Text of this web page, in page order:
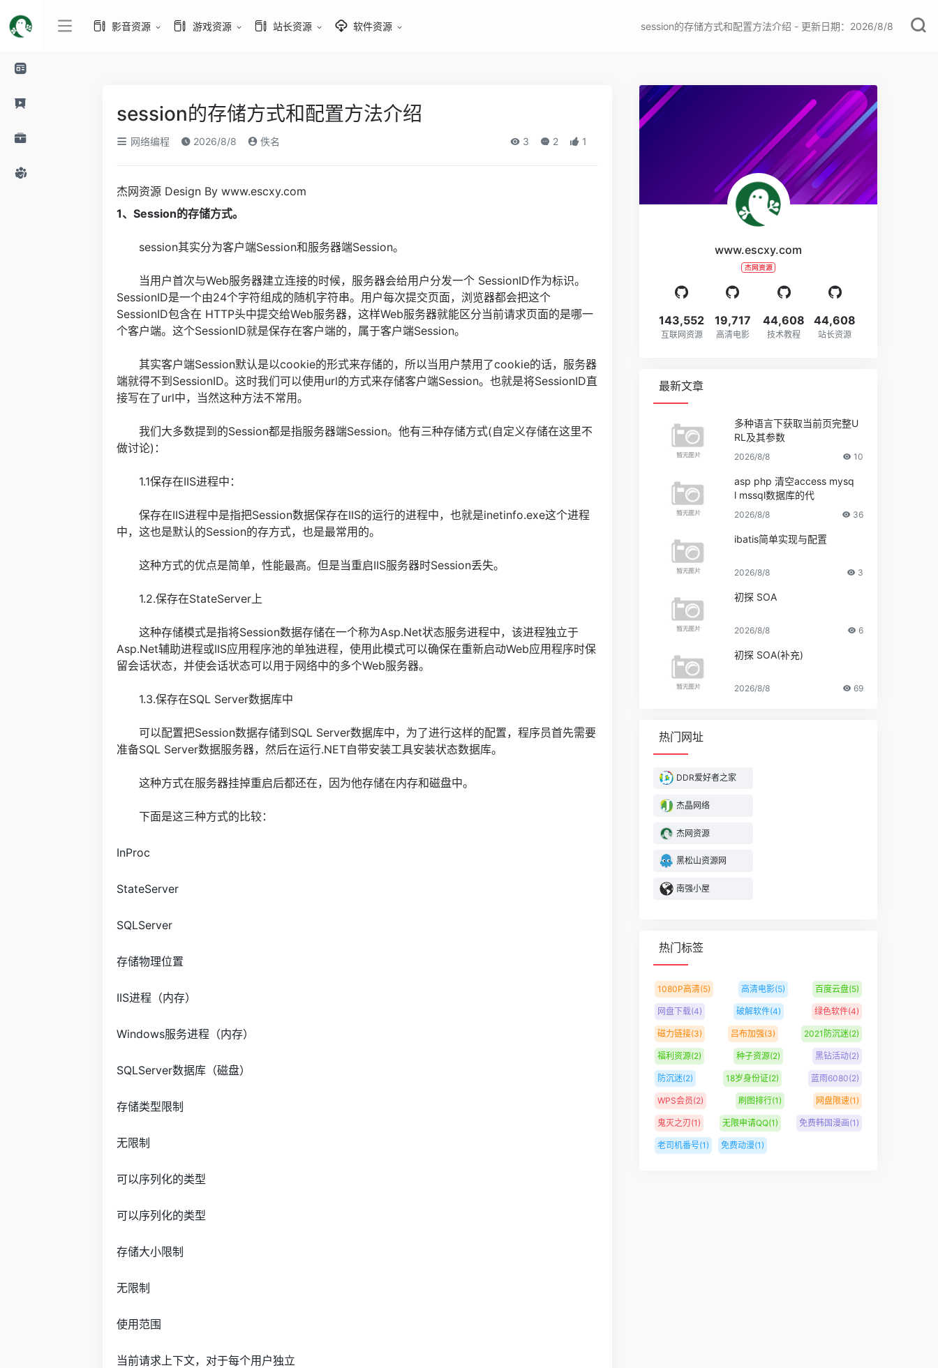
影音资源 游戏资源 站长资源 软件资源 session的存储方式和配置方法介绍 - 更新日期：2026/8/8
session的存储方式和配置方法介绍
网络编程 2026/8/8 佚名 3 2 1
杰网资源 Design By www.escxy.com
1、Session的存储方式。
session其实分为客户端Session和服务器端Session。
当用户首次与Web服务器建立连接的时候，服务器会给用户分发一个 SessionID作为标识。
SessionID是一个由24个字符组成的随机字符串。用户每次提交页面，浏览器都会把这个
SessionID包含在 HTTP头中提交给Web服务器，这样Web服务器就能区分当前请求页面的是哪一
个客户端。这个SessionID就是保存在客户端的，属于客户端Session。
其实客户端Session默认是以cookie的形式来存储的，所以当用户禁用了cookie的话，服务器
端就得不到SessionID。这时我们可以使用url的方式来存储客户端Session。也就是将SessionID直
接写在了url中，当然这种方法不常用。
我们大多数提到的Session都是指服务器端Session。他有三种存储方式(自定义存储在这里不
做讨论)：
1.1保存在IIS进程中：
保存在IIS进程中是指把Session数据保存在IIS的运行的进程中，也就是inetinfo.exe这个进程
中，这也是默认的Session的存方式，也是最常用的。
这种方式的优点是简单，性能最高。但是当重启IIS服务器时Session丢失。
1.2.保存在StateServer上
这种存储模式是指将Session数据存储在一个称为Asp.Net状态服务进程中，该进程独立于
Asp.Net辅助进程或IIS应用程序池的单独进程，使用此模式可以确保在重新启动Web应用程序时保
留会话状态，并使会话状态可以用于网络中的多个Web服务器。
1.3.保存在SQL Server数据库中
可以配置把Session数据存储到SQL Server数据库中，为了进行这样的配置，程序员首先需要
准备SQL Server数据服务器，然后在运行.NET自带安装工具安装状态数据库。
这种方式在服务器挂掉重启后都还在，因为他存储在内存和磁盘中。
下面是这三种方式的比较：
InProc
StateServer
SQLServer
存储物理位置
IIS进程（内存）
Windows服务进程（内存）
SQLServer数据库（磁盘）
存储类型限制
无限制
可以序列化的类型
可以序列化的类型
存储大小限制
无限制
使用范围
当前请求上下文，对于每个用户独立
www.escxy.com
杰网资源
143,552
互联网资源
19,717
高清电影
44,608
技术教程
44,608
站长资源
最新文章
多种语言下获取当前页完整U
RL及其参数
2026/8/8 10
asp php 清空access mysq
l mssql数据库的代
2026/8/8 36
ibatis简单实现与配置
2026/8/8 3
初探 SOA
2026/8/8 6
初探 SOA(补充)
2026/8/8 69
热门网址
DDR爱好者之家
杰晶网络
杰网资源
黑松山资源网
南强小屋
热门标签
1080P高清(5) 高清电影(5) 百度云盘(5)
网盘下载(4) 破解软件(4) 绿色软件(4)
磁力链接(3) 吕布加强(3) 2021防沉迷(2)
福利资源(2) 种子资源(2) 黑钻活动(2)
防沉迷(2) 18岁身份证(2) 蓝雨6080(2)
WPS会员(2) 刷图排行(1) 网盘限速(1)
鬼灭之刃(1) 无限申请QQ(1) 免费韩国漫画(1)
老司机番号(1) 免费动漫(1)